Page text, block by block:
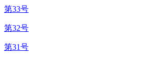
第33号
第32号
第31号